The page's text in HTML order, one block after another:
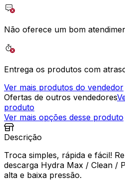
Não oferece um bom
Entrega os produtos com
Ver mais produtos do vendedor
Ofertas de outros vendedores
produto
Ver mais opções desse produto
Descrição
Troca simples, rápida e fácil!
descarga Hydra Max / Clean /
alta e baixa pressão.